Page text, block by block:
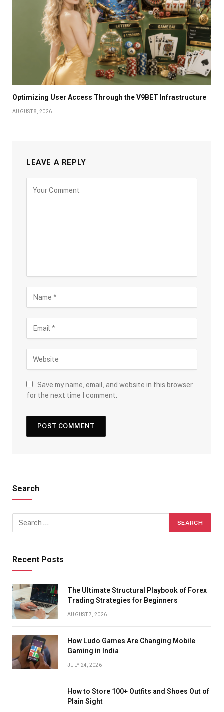
Optimizing User Access Through the V9BET Infrastructure
AUGUST 8, 2026
LEAVE A REPLY
Save my name, email, and website in this browser
for the next time I comment.
Search
Recent Posts
The Ultimate Structural Playbook of Forex
Trading Strategies for Beginners
AUGUST 7, 2026
How Ludo Games Are Changing Mobile
Gaming in India
JULY 24, 2026
How to Store 100+ Outfits and Shoes Out of
Plain Sight